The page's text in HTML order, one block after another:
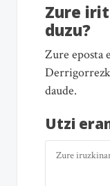
Zure
duzu?
Zure eposta
daude.
Utzi